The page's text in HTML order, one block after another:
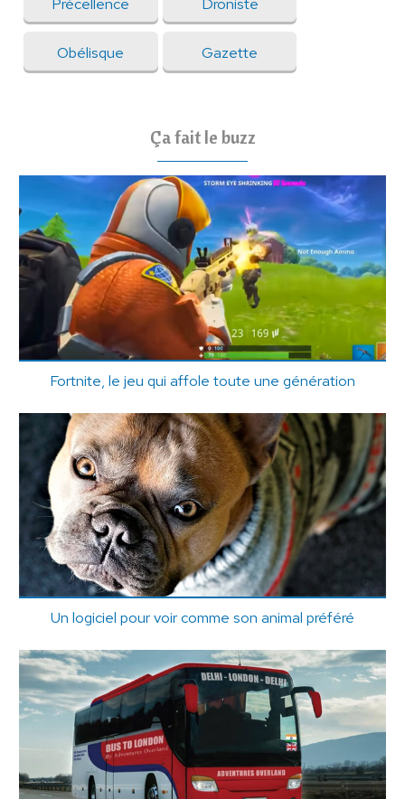
Obélisque Gazette
Ça fait le buzz
Fortnite, le jeu qui affole toute une génération
Un logiciel pour voir comme son animal préféré